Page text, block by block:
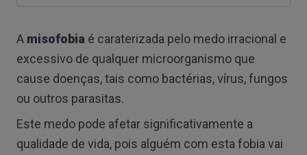
A misofobia é caraterizada pelo medo irracional e
excessivo de qualquer microorganismo que
cause doenças, tais como bactérias, vírus, fungos
ou outros parasitas.
Este medo pode afetar significativamente a
qualidade de vida, pois alguém com esta fobia vai